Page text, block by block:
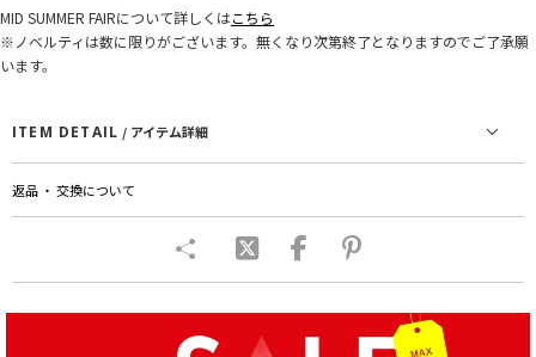
MID SUMMER FAIRについて詳しくはこちら
※ノベルティは数に限りがございます。無くなり次第終了となりますのでご了承願
います。
ITEM DETAIL / アイテム詳細
返品 ・ 交換について